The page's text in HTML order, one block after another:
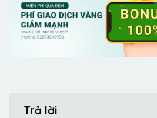
Trả lời